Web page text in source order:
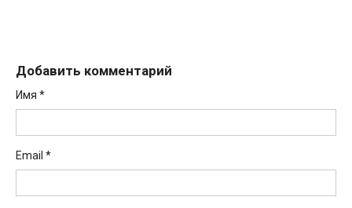
Добавить комментарий
Имя *
Email *